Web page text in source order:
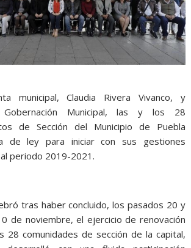
municipal, Claudia Rivera Vivanco, y
Municipal, las y los 28
de Sección del Municipio de Puebla
de ley para iniciar con sus gestiones
periodo 2019-2021.
tras haber concluido, los pasados 20 y
de noviembre, el ejercicio de renovación
28 comunidades de sección de la capital,